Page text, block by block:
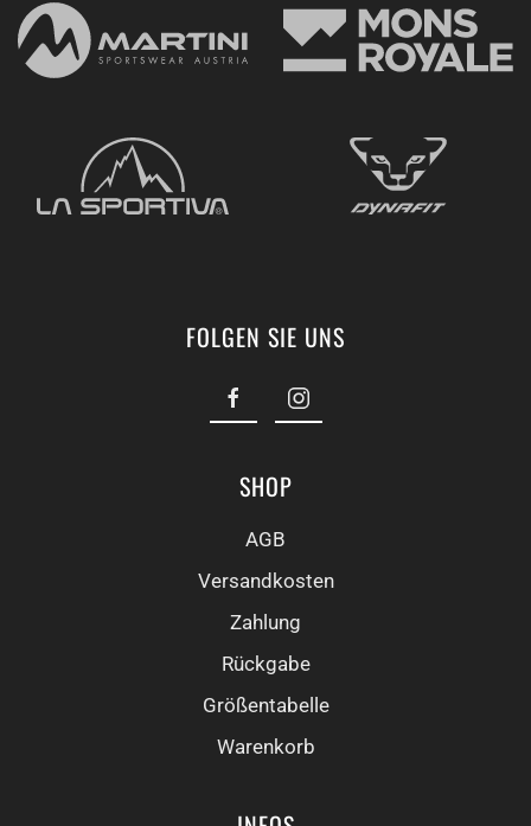
FOLGEN SIE UNS
SHOP
AGB
Versandkosten
Zahlung
Rückgabe
Größentabelle
Warenkorb